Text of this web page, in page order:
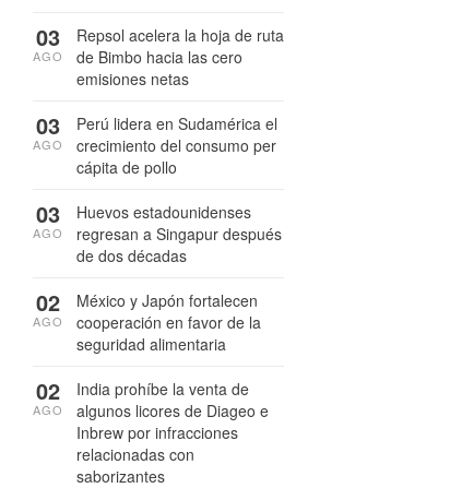
Repsol acelera la hoja de ruta
de Bimbo hacia las cero
emisiones netas
03
AGO
Perú lidera en Sudamérica el
crecimiento del consumo per
cápita de pollo
03
AGO
Huevos estadounidenses
regresan a Singapur después
de dos décadas
03
AGO
México y Japón fortalecen
cooperación en favor de la
seguridad alimentaria
02
AGO
India prohíbe la venta de
algunos licores de Diageo e
Inbrew por infracciones
relacionadas con
saborizantes
02
AGO